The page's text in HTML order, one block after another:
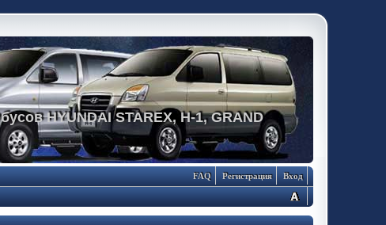
HYUNDAI STAREX, H-1, GRAND
Вход
Регистрация
FAQ